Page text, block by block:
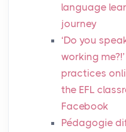
language
journey
‘Do you
working
practices
the EFL
Facebook
Pédagogie